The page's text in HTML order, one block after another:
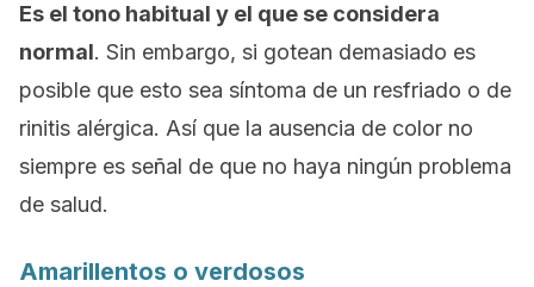
Es el tono habitual y el que se considera
normal. Sin embargo, si gotean demasiado es
posible que esto sea síntoma de un resfriado o de
rinitis alérgica. Así que la ausencia de color no
siempre es señal de que no haya ningún problema
de salud.
Amarillentos o verdosos